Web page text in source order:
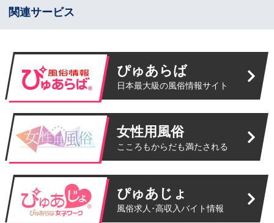
関連サービス
ぴゅあらば
日本最大級の風俗情報サイト
女性用風俗
こころもからだも満たされる
ぴゅあじょ
風俗求人･高収入バイト情報